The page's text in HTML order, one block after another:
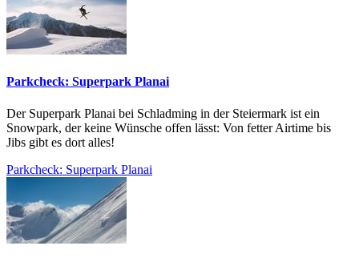
Parkcheck: Superpark Planai
Der Superpark Planai bei Schladming in der Steiermark ist ein
Snowpark, der keine Wünsche offen lässt: Von fetter Airtime bis
Jibs gibt es dort alles!
Parkcheck: Superpark Planai